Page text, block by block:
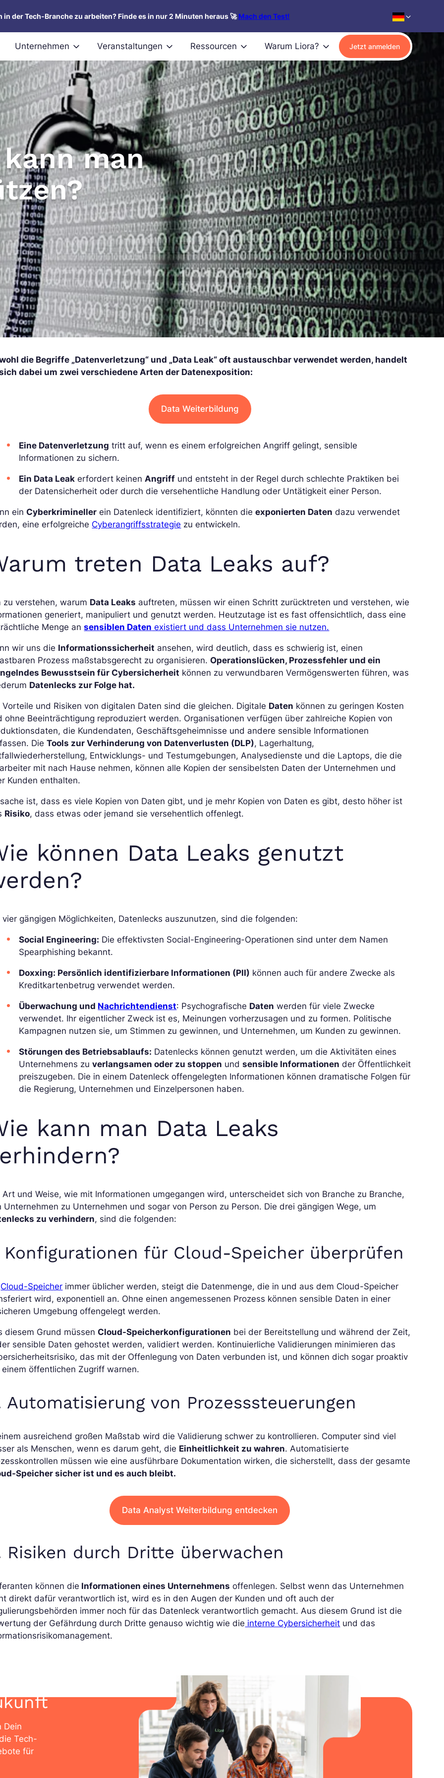
der Tech-Branche zu arbeiten? Finde es in nur 2 Minuten heraus 🚀Mach den Test!
Unternehmen Veranstaltungen Ressourcen Warum Liora? Jetzt anmelden
man
die Begriffe „Datenverletzung“ und „Data Leak“ oft austauschbar verwendet werden, handelt
dabei um zwei verschiedene Arten der Datenexposition:
Data Weiterbildung
Eine Datenverletzung tritt auf, wenn es einem erfolgreichen Angriff gelingt, sensible
Informationen zu sichern.
Ein Data Leak erfordert keinenAngriff und entsteht in der Regel durch schlechte Praktiken bei
der Datensicherheit oder durch die versehentliche Handlung oder Untätigkeit einer Person.
einCyberkrimineller ein Datenleck identifiziert, könnten dieexponierten Daten dazu verwendet
eine erfolgreiche Cyberangriffsstrategie zu entwickeln.
treten Data Leaks auf?
zu verstehen, warum Data Leaks auftreten, müssen wir einen Schritt zurücktreten und verstehen, wie
generiert, manipuliert und genutzt werden. Heutzutage ist es fast offensichtlich, dass eine
Menge ansensiblen Daten existiert und dass Unternehmen sie nutzen.
wir uns die Informationssicherheit ansehen, wird deutlich, dass es schwierig ist, einen
Prozess maßstabsgerecht zu organisieren.Operationslücken, Prozessfehler und ein
Bewusstsein für Cybersicherheit können zu verwundbaren Vermögenswerten führen, was
Datenlecks zur Folge hat.
Vorteile und Risiken von digitalen Daten sind die gleichen. Digitale Daten können zu geringen Kosten
ohne Beeinträchtigung reproduziert werden. Organisationen verfügen über zahlreiche Kopien von
die Kundendaten, Geschäftsgeheimnisse und andere sensible Informationen
DieTools zur Verhinderung von Datenverlusten (DLP), Lagerhaltung,
Entwicklungs- und Testumgebungen, Analysedienste und die Laptops, die die
mit nach Hause nehmen, können alle Kopien der sensibelsten Daten der Unternehmen und
Kunden enthalten.
ist, dass es viele Kopien von Daten gibt, und je mehr Kopien von Daten es gibt, desto höher ist
Risiko, dass etwas oder jemand sie versehentlich offenlegt.
können Data Leaks genutzt
vier gängigen Möglichkeiten, Datenlecks auszunutzen, sind die folgenden:
Social Engineering: Die effektivsten Social-Engineering-Operationen sind unter dem Namen
Spearphishing bekannt.
Doxxing: Persönlich identifizierbare Informationen (PII) können auch für andere Zwecke als
Kreditkartenbetrug verwendet werden.
Überwachung und Nachrichtendienst: Psychografische Daten werden für viele Zwecke
verwendet. Ihr eigentlicher Zweck ist es, Meinungen vorherzusagen und zu formen. Politische
Kampagnen nutzen sie, um Stimmen zu gewinnen, und Unternehmen, um Kunden zu gewinnen.
Störungen des Betriebsablaufs: Datenlecks können genutzt werden, um die Aktivitäten eines
Unternehmens zuverlangsamen oder zu stoppen undsensible Informationen der Öffentlichkeit
preiszugeben. Die in einem Datenleck offengelegten Informationen können dramatische Folgen für
die Regierung, Unternehmen und Einzelpersonen haben.
kann man Data Leaks
Art und Weise, wie mit Informationen umgegangen wird, unterscheidet sich von Branche zu Branche,
Unternehmen zu Unternehmen und sogar von Person zu Person. Die drei gängigen Wege, um
zu verhindern, sind die folgenden:
Konfigurationen für Cloud-Speicher überprüfen
Cloud-Speicher immer üblicher werden, steigt die Datenmenge, die in und aus dem Cloud-Speicher
wird, exponentiell an. Ohne einen angemessenen Prozess können sensible Daten in einer
Umgebung offengelegt werden.
diesem Grund müssenCloud-Speicherkonfigurationen bei der Bereitstellung und während der Zeit,
sensible Daten gehostet werden, validiert werden. Kontinuierliche Validierungen minimieren das
das mit der Offenlegung von Daten verbunden ist, und können dich sogar proaktiv
einem öffentlichen Zugriff warnen.
Automatisierung von Prozesssteuerungen
ausreichend großen Maßstab wird die Validierung schwer zu kontrollieren. Computer sind viel
als Menschen, wenn es darum geht, die Einheitlichkeit zu wahren. Automatisierte
müssen wie eine ausführbare Dokumentation wirken, die sicherstellt, dass der gesamte
Speicher sicher ist und es auch bleibt.
Data Analyst Weiterbildung entdecken
Risiken durch Dritte überwachen
können die Informationen eines Unternehmens offenlegen. Selbst wenn das Unternehmen
direkt dafür verantwortlich ist, wird es in den Augen der Kunden und oft auch der
immer noch für das Datenleck verantwortlich gemacht. Aus diesem Grund ist die
der Gefährdung durch Dritte genauso wichtig wie die interne Cybersicherheit und das
Dein
Tech-
für